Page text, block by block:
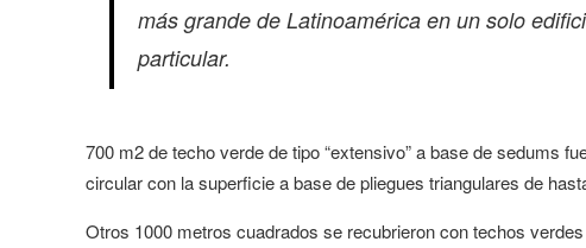
más grande de Latinoamérica en un solo
particular.
700 m2 de techo verde de tipo “extensivo” a base de sedums
circular con la superficie a base de pliegues triangulares de
Otros 1000 metros cuadrados se recubrieron con techos